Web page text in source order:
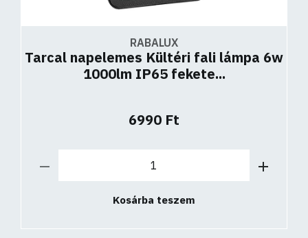
RABALUX
Tarcal napelemes Kültéri fali lámpa 6w
1000lm IP65 fekete...
6990 Ft
Kosárba teszem